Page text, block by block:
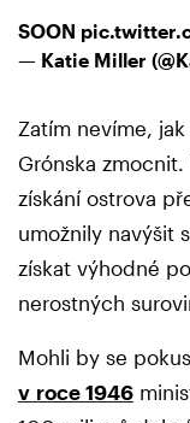
SOON
— Katie Miller
Zatím nevíme,
Grónska
získání ostrova
umožnily navýšit
získat výhodné
nerostných
Mohli by se
v roce 1946